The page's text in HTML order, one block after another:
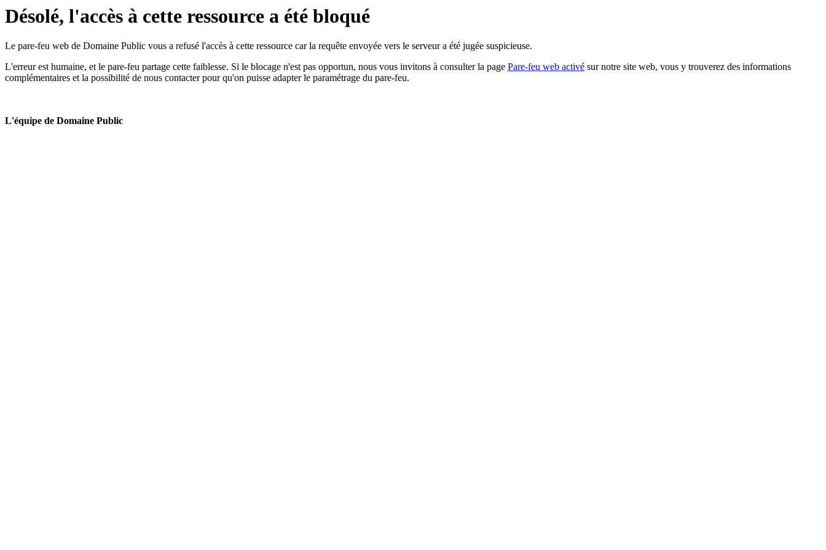
Désolé, l'accès à cette ressource a été bloqué
Le pare-feu web de Domaine Public vous a refusé l'accès à cette ressource car la requête envoyée vers le serveur a été jugée suspicieuse.
L'erreur est humaine, et le pare-feu partage cette faiblesse. Si le blocage n'est pas opportun, nous vous invitons à consulter la page Pare-feu web activé sur notre site web, vous y trouverez des informations
complémentaires et la possibilité de nous contacter pour qu'on puisse adapter le paramétrage du pare-feu.
L'équipe de Domaine Public